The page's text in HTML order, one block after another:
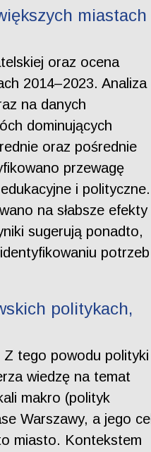
miastach
oraz ocena
2014–2023. Analiza
na danych
dominujących
oraz pośrednie
przewagę
i polityczne.
na słabsze efekty
sugerują ponadto,
potrzeb
politykach,
tego powodu polityki
wiedzę na temat
makro (polityk
Warszawy, a jego cel
miasto. Kontekstem